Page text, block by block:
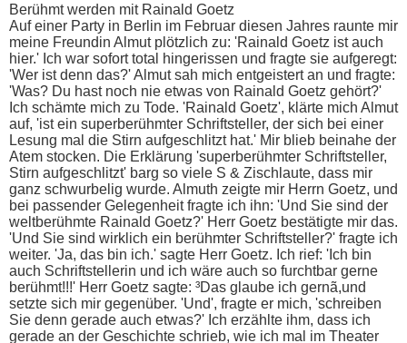
Berühmt werden mit Rainald Goetz
Auf einer Party in Berlin im Februar diesen Jahres raunte mir
meine Freundin Almut plötzlich zu: 'Rainald Goetz ist auch
hier.' Ich war sofort total hingerissen und fragte sie aufgeregt:
'Wer ist denn das?' Almut sah mich entgeistert an und fragte:
'Was? Du hast noch nie etwas von Rainald Goetz gehört?'
Ich schämte mich zu Tode. 'Rainald Goetz', klärte mich Almut
auf, 'ist ein superberühmter Schriftsteller, der sich bei einer
Lesung mal die Stirn aufgeschlitzt hat.' Mir blieb beinahe der
Atem stocken. Die Erklärung 'superberühmter Schriftsteller,
Stirn aufgeschlitzt' barg so viele S & Zischlaute, dass mir
ganz schwurbelig wurde. Almuth zeigte mir Herrn Goetz, und
bei passender Gelegenheit fragte ich ihn: 'Und Sie sind der
weltberühmte Rainald Goetz?' Herr Goetz bestätigte mir das.
'Und Sie sind wirklich ein berühmter Schriftsteller?' fragte ich
weiter. 'Ja, das bin ich.' sagte Herr Goetz. Ich rief: 'Ich bin
auch Schriftstellerin und ich wäre auch so furchtbar gerne
berühmt!!!' Herr Goetz sagte: ³Das glaube ich gernã,und
setzte sich mir gegenüber. 'Und', fragte er mich, 'schreiben
Sie denn gerade auch etwas?' Ich erzählte ihm, dass ich
gerade an der Geschichte schrieb, wie ich mal im Theater